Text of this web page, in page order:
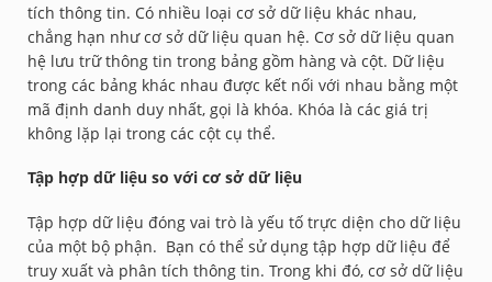
tích thông tin. Có nhiều loại cơ sở dữ liệu khác nhau,
chẳng hạn như cơ sở dữ liệu quan hệ. Cơ sở dữ liệu quan
hệ lưu trữ thông tin trong bảng gồm hàng và cột. Dữ liệu
trong các bảng khác nhau được kết nối với nhau bằng một
mã định danh duy nhất, gọi là khóa. Khóa là các giá trị
không lặp lại trong các cột cụ thể.
Tập hợp dữ liệu so với cơ sở dữ liệu
Tập hợp dữ liệu đóng vai trò là yếu tố trực diện cho dữ liệu
của một bộ phận. Bạn có thể sử dụng tập hợp dữ liệu để
truy xuất và phân tích thông tin. Trong khi đó, cơ sở dữ liệu